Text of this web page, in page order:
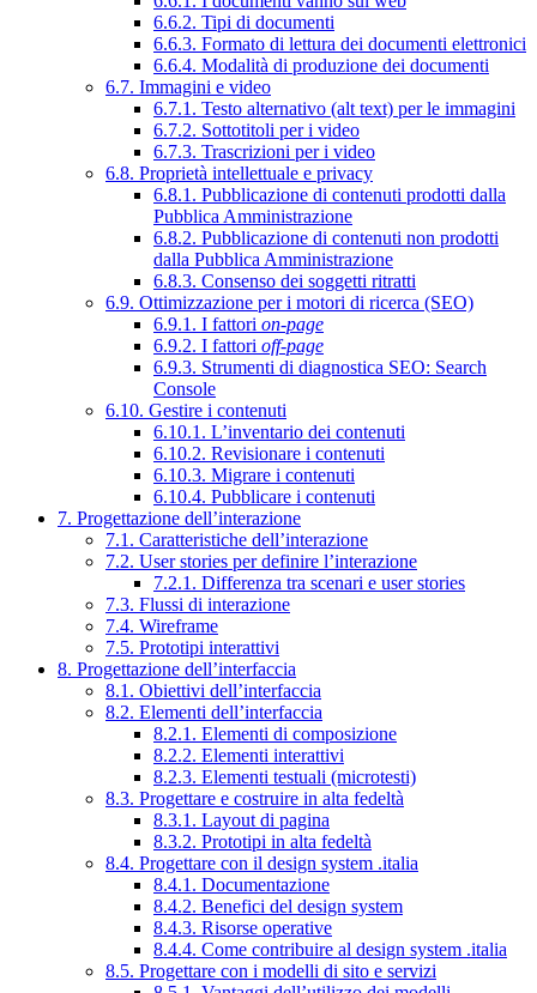
6.6.2. Tipi di documenti
6.6.3. Formato di lettura dei documenti elettronici
6.6.4. Modalità di produzione dei documenti
6.7. Immagini e video
6.7.1. Testo alternativo (alt text) per le immagini
6.7.2. Sottotitoli per i video
6.7.3. Trascrizioni per i video
6.8. Proprietà intellettuale e privacy
6.8.1. Pubblicazione di contenuti prodotti dalla
Pubblica Amministrazione
6.8.2. Pubblicazione di contenuti non prodotti
dalla Pubblica Amministrazione
6.8.3. Consenso dei soggetti ritratti
6.9. Ottimizzazione per i motori di ricerca (SEO)
6.9.1. I fattori on-page
6.9.2. I fattori off-page
6.9.3. Strumenti di diagnostica SEO: Search
Console
6.10. Gestire i contenuti
6.10.1. L’inventario dei contenuti
6.10.2. Revisionare i contenuti
6.10.3. Migrare i contenuti
6.10.4. Pubblicare i contenuti
7. Progettazione dell’interazione
7.1. Caratteristiche dell’interazione
7.2. User stories per definire l’interazione
7.2.1. Differenza tra scenari e user stories
7.3. Flussi di interazione
7.4. Wireframe
7.5. Prototipi interattivi
8. Progettazione dell’interfaccia
8.1. Obiettivi dell’interfaccia
8.2. Elementi dell’interfaccia
8.2.1. Elementi di composizione
8.2.2. Elementi interattivi
8.2.3. Elementi testuali (microtesti)
8.3. Progettare e costruire in alta fedeltà
8.3.1. Layout di pagina
8.3.2. Prototipi in alta fedeltà
8.4. Progettare con il design system .italia
8.4.1. Documentazione
8.4.2. Benefici del design system
8.4.3. Risorse operative
8.4.4. Come contribuire al design system .italia
8.5. Progettare con i modelli di sito e servizi